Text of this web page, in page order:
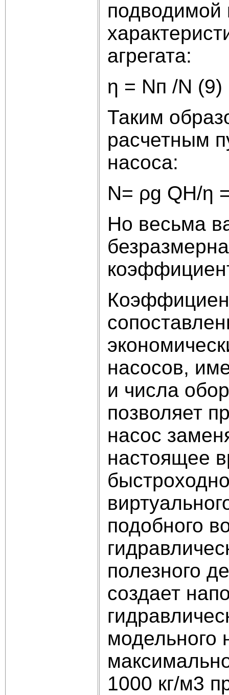
подводимой
агрегата:
η = Nп /N (9)
Таким
расчетным
насоса:
N= ρg QH/η
Но весьма
насосов,
и числа
позволяет
насос
настоящее
подобного
полезного
создает
модельного
1000 кг/м3